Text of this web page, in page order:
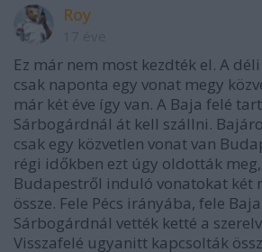
Roy
Ez már nem most kezdték el. A
csak naponta egy vonat megy
már két éve így van. A Baja felé
Sárbogárdnál át kell szállni.
csak egy közvetlen vonat van
régi időkben ezt úgy oldották
Budapestről induló vonatokat két
össze. Fele Pécs irányába, fele
Sárbogárdnál vették ketté a
Visszafelé ugyanitt kapcsolták